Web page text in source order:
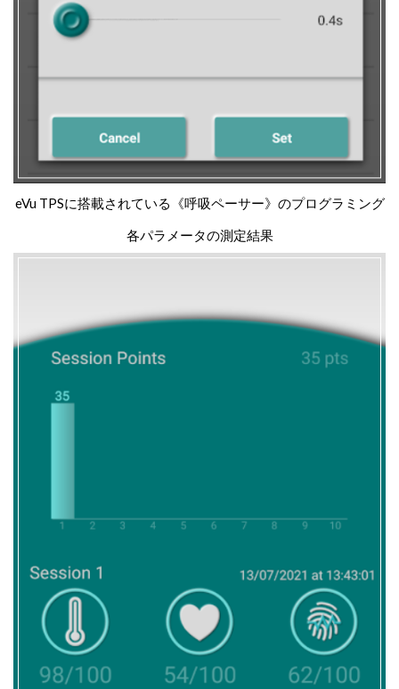
eVu TPSに搭載されている《呼吸ペーサー》のプログラミング
各パラメータの測定結果